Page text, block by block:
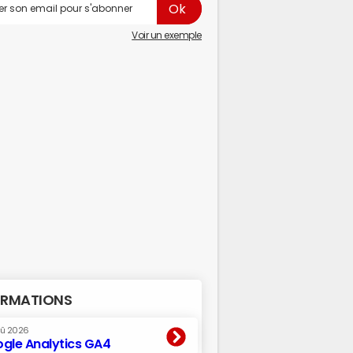
Voir un exemple
2026
Analytics GA4